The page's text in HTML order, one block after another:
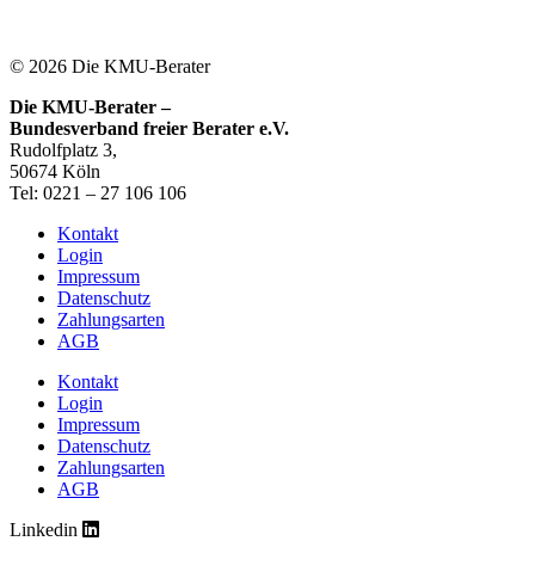
© 2026 Die KMU-Berater
Die KMU-Berater –
Bundesverband freier Berater e.V.
Rudolfplatz 3,
50674 Köln
Tel: 0221 – 27 106 106
Kontakt
Login
Impressum
Datenschutz
Zahlungsarten
AGB
Kontakt
Login
Impressum
Datenschutz
Zahlungsarten
AGB
Linkedin